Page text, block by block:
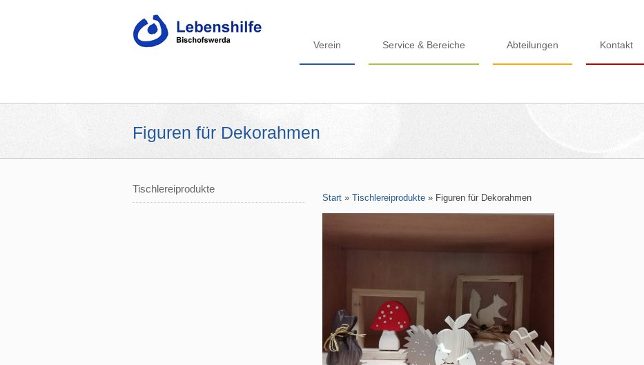
Verein Service & Bereiche Abteilungen Kontakt
Figuren für Dekorahmen
Tischlereiprodukte
Start » Tischlereiprodukte » Figuren für Dekorahmen